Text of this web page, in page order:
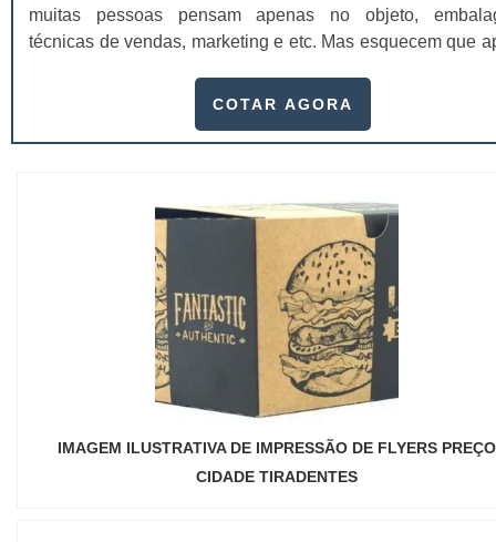
muitas pessoas pensam apenas no objeto,
técnicas de vendas, marketing e etc. Mas esquecem que
esforços podem não valer a pena. Nesse quesito, o
este item, pode promover diversos ben...
COTAR AGORA
IMAGEM ILUSTRATIVA DE IMPRESSÃO DE FLYERS PREÇO
CIDADE TIRADENTES